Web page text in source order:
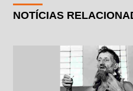
NOTÍCIAS